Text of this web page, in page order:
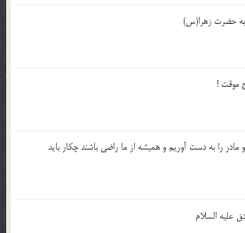
به حضرت زهرا(س)
موقت !
مادر را به دست آوريم و هميشه از ما راضي باشند چكار بايد
علیه السلام